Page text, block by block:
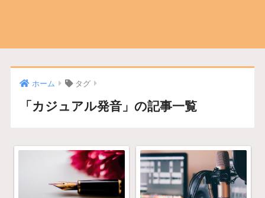
ホーム タグ
「カジュアル発音」の記事一覧